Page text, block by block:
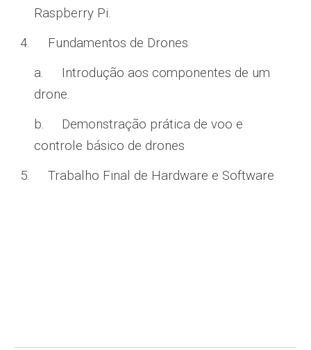
Raspberry Pi.
4.
Fundamentos de Drones
a.
Introdução aos componentes de um
drone.
b.
Demonstração prática de voo e
controle básico de drones
5.
Trabalho Final de Hardware e Software